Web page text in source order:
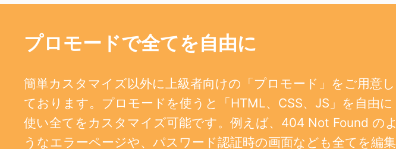
プロモードで全てを自由に
簡単カスタマイズ以外に上級者向けの「プロモード」をご用意し
ております。プロモードを使うと「HTML、CSS、JS」を自由に
使い全てをカスタマイズ可能です。例えば、404 Not Found のよ
うなエラーページや、パスワード認証時の画面なども全てを編集